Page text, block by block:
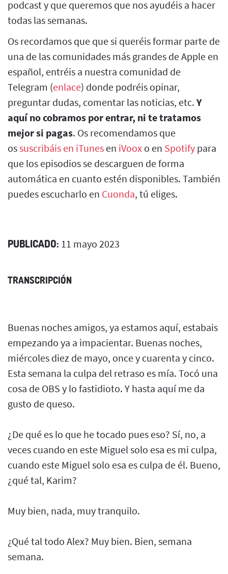
podcast y que queremos que nos ayudéis a hacer
todas las semanas.
Os recordamos que que si queréis formar parte de
una de las comunidades más grandes de Apple en
español, entréis a nuestra comunidad de
Telegram (enlace) donde podréis opinar,
preguntar dudas, comentar las noticias, etc. Y
aquí no cobramos por entrar, ni te tratamos
mejor si pagas. Os recomendamos que
ossuscribáis en iTunes en iVoox o en Spotify para
que los episodios se descarguen de forma
automática en cuanto estén disponibles. También
puedes escucharlo en Cuonda, tú eliges.
PUBLICADO: 11 mayo 2023
TRANSCRIPCIÓN
Buenas noches amigos, ya estamos aquí, estabais
empezando ya a impacientar. Buenas noches,
miércoles diez de mayo, once y cuarenta y cinco.
Esta semana la culpa del retraso es mía. Tocó una
cosa de OBS y lo fastidioto. Y hasta aquí me da
gusto de queso.
¿De qué es lo que he tocado pues eso? Sí, no, a
veces cuando en este Miguel solo esa es mi culpa,
cuando este Miguel solo esa es culpa de él. Bueno,
¿qué tal, Karim?
Muy bien, nada, muy tranquilo.
¿Qué tal todo Alex? Muy bien. Bien, semana
semana.